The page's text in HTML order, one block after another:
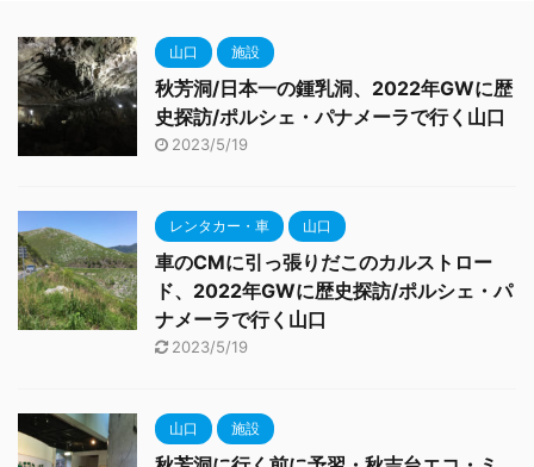
山口 施設
秋芳洞/日本一の鍾乳洞、2022年GWに歴
史探訪/ポルシェ・パナメーラで行く山口
2023/5/19
レンタカー・車 山口
車のCMに引っ張りだこのカルストロー
ド、2022年GWに歴史探訪/ポルシェ・パ
ナメーラで行く山口
2023/5/19
山口 施設